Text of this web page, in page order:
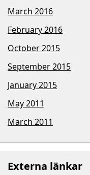
March 2016
February 2016
October 2015
September 2015
January 2015
May 2011
March 2011
Externa länkar